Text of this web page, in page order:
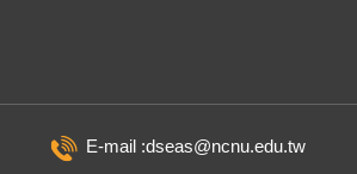
E-mail :dseas@ncnu.edu.tw